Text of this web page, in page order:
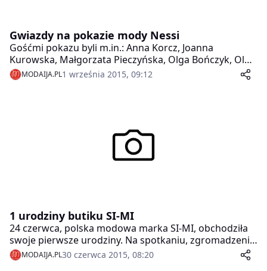
Gwiazdy na pokazie mody Nessi
Gośćmi pokazu byli m.in.: Anna Korcz, Joanna
Kurowska, Małgorzata Pieczyńska, Olga Bończyk, Olga
Borys, Anna Samusionek, Aleksandra Mikołajczyk,
Agata Załęska ,Magda Stam, Ilona Felicjańska, Lidia
MODAIJA.PL1 września 2015, 09:12
1 urodziny butiku SI-MI
24 czerwca, polska modowa marka SI-MI, obchodziła
swoje pierwsze urodziny. Na spotkaniu, zgromadzeni
goście mieli możliwość porozmawiać o inspiracjach, a
także obejrzeć modowe nowości.
MODAIJA.PL30 czerwca 2015, 08:20